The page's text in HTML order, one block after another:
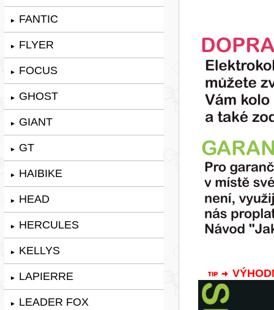
► FANTIC
► FLYER
► FOCUS
► GHOST
► GIANT
► GT
► HAIBIKE
► HEAD
► HERCULES
► KELLYS
► LAPIERRE
► LEADER FOX